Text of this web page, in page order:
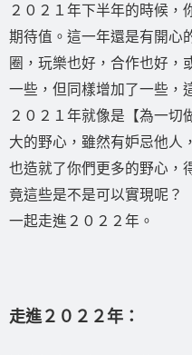
２０２１年下半年的時候，
期待值。這一年還是有開心
圈，玩樂也好，合作也好，
一些，但同樣增加了一些，
２０２１年就像是【為一切
大的野心，雖然有妒忌他人
也造就了你們更多的野心，
竟這些是不是可以實現呢？
一起走進２０２２年。
走進２０２２年：